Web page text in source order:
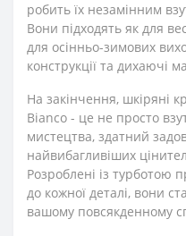
робить їх незамінним
Вони підходять як для
для осінньо-зимових
конструкції та дихаючі
На закінчення, шкіряні
Bianco - це не просто
мистецтва, здатний
найвибагливіших
Розроблені із турботою
до кожної деталі, вони
вашому повсякденному